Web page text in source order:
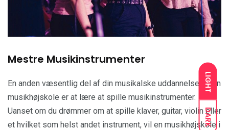
LIGHT
DARK
Mestre Musikinstrumenter
En anden væsentlig del af din musikalske uddannelse på en
musikhøjskole er at lære at spille musikinstrumenter.
Uanset om du drømmer om at spille klaver, guitar, violin eller
et hvilket som helst andet instrument, vil en musikhøjskole i